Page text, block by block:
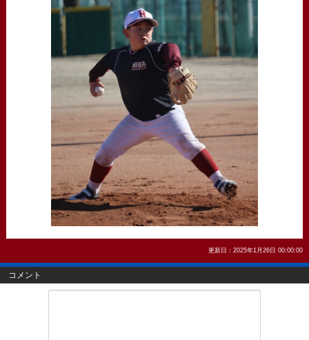
更新日：2025年1月26日 00:00:00
コメント